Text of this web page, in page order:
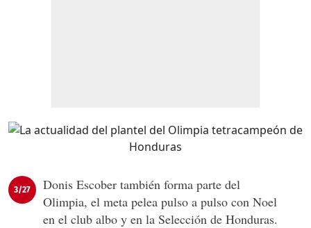
3/27
Donis Escober también forma parte del
Olimpia, el meta pelea pulso a pulso con Noel
en el club albo y en la Selección de Honduras.